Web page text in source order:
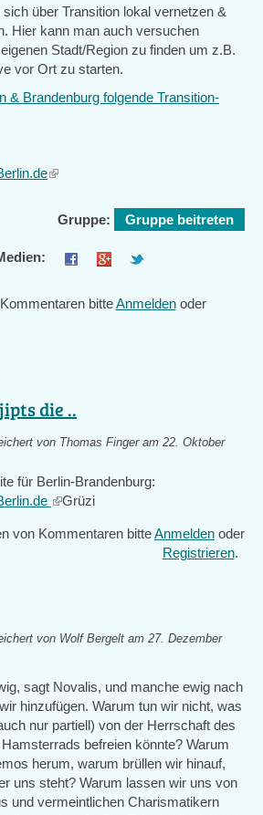
über Transition lokal vernetzen &
Hier kann man auch versuchen
Stadt/Region zu finden um z.B.
vor Ort zu starten.
& Brandenburg folgende Transition-
(link
external)
Gruppe: Gruppe beitreten
bitteAnmeldenoder
die ..
von Thomas Fingeram 22. Oktober
für Berlin-Brandenburg:
(link
external)
Grüzi
von Kommentaren bitteAnmelden oder
Registrieren.
von Wolf Bergelt am 27. Dezember
sagt Novalis, und manche ewig nach
hinzufügen. Warum tun wir nicht, was
nur partiell) von der Herrschaft des
befreien könnte? Warum
herum, warum brüllen wir hinauf,
uns steht? Warum lassen wir uns von
und vermeintlichen Charismatikern